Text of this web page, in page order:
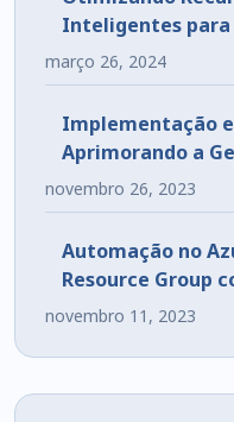
Inteligentes para
Não Está em Uso
março 26, 2024
Implementação e
Aprimorando a
em Ambientes VDI
novembro 26, 2023
Automação no
Resource Group
novembro 11, 2023